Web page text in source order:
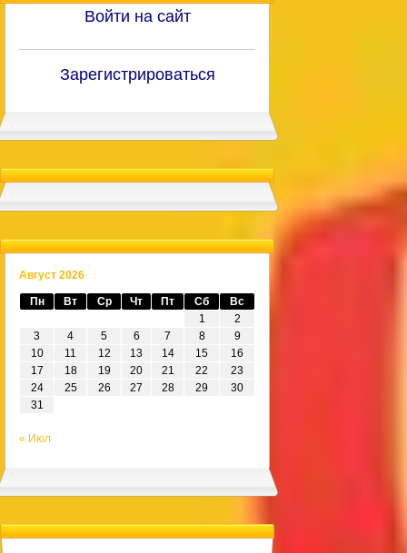
Войти на сайт
Зарегистрироваться
Август 2026
Пн Вт Ср Чт Пт Сб
Вс
1
2
3
4 5 6 7 8
9
10
11 12 13 14 15
16
17
18 19 20 21 22
23
24
25 26 27 28 29
30
31
« Июл